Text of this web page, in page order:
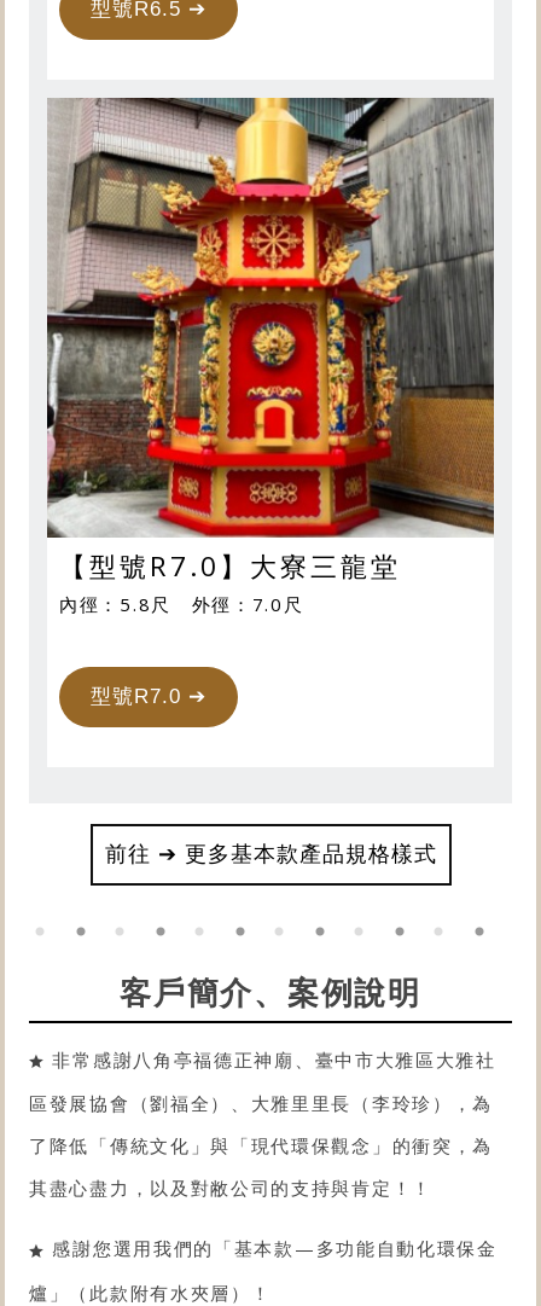
型號R6.5 ➔
【型號R7.0】大寮三龍堂
內徑：5.8尺 外徑：7.0尺
型號R7.0 ➔
前往 ➔ 更多基本款產品規格樣式
客戶簡介、案例說明
非常感謝八角亭福德正神廟、臺中市大雅區大雅社
區發展協會（劉福全）、大雅里里長（李玲珍），為
了降低「傳統文化」與「現代環保觀念」的衝突，為
其盡心盡力，以及對敝公司的支持與肯定！！
感謝您選用我們的「基本款 — 多功能自動化環保金
爐 」（此款附有水夾層）！